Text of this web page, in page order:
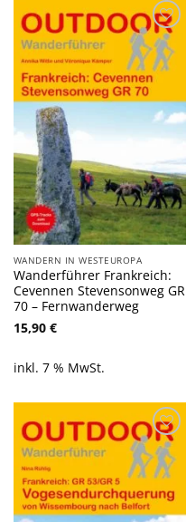
Zu
Wunschliste
hinzufügen
WANDERN IN WESTEUROPA
Wanderführer Frankreich:
Cevennen Stevensonweg GR
70 – Fernwanderweg
15,90 €
inkl. 7 % MwSt.
Zu
Wunschliste
hinzufügen